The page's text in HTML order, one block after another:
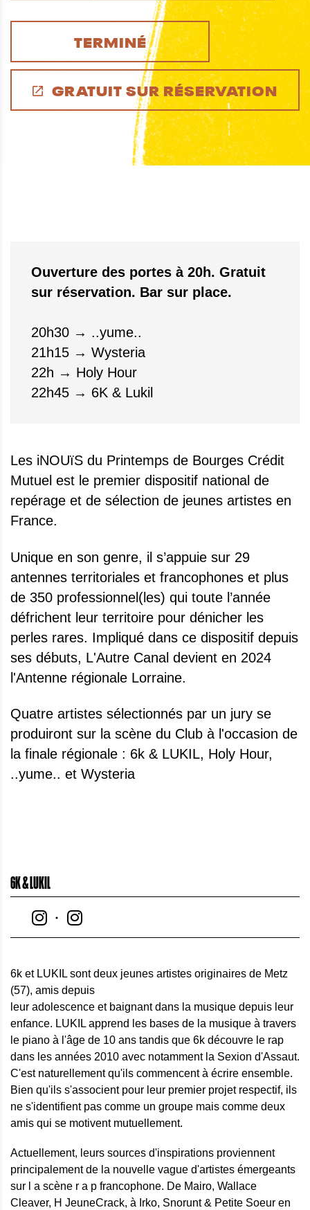
TERMINÉ
GRATUIT SUR RÉSERVATION
Ouverture des portes à 20h. Gratuit
sur réservation. Bar sur place.
20h30 → ..yume..
21h15 → Wysteria
22h → Holy Hour
22h45 → 6K & Lukil
Les iNOUïS du Printemps de Bourges Crédit
Mutuel est le premier dispositif national de
repérage et de sélection de jeunes artistes en
France.
Unique en son genre, il s’appuie sur 29
antennes territoriales et francophones et plus
de 350 professionnel(les) qui toute l’année
défrichent leur territoire pour dénicher les
perles rares. Impliqué dans ce dispositif depuis
ses débuts, L'Autre Canal devient en 2024
l'Antenne régionale Lorraine.
Quatre artistes sélectionnés par un jury se
produiront sur la scène du Club à l'occasion de
la finale régionale : 6k & LUKIL, Holy Hour,
..yume.. et Wysteria
6K & LUKIL
6k et LUKIL sont deux jeunes artistes originaires de Metz
(57), amis depuis
leur adolescence et baignant dans la musique depuis leur
enfance. LUKIL apprend les bases de la musique à travers
le piano à l'âge de 10 ans tandis que 6k découvre le rap
dans les années 2010 avec notamment la Sexion d'Assaut.
C'est naturellement qu'ils commencent à écrire ensemble.
Bien qu'ils s'associent pour leur premier projet respectif, ils
ne s'identifient pas comme un groupe mais comme deux
amis qui se motivent mutuellement.
Actuellement, leurs sources d'inspirations proviennent
principalement de la nouvelle vague d'artistes émergeants
sur l a scène r a p francophone. De Mairo, Wallace
Cleaver, H JeuneCrack, à Irko, Snorunt & Petite Soeur en